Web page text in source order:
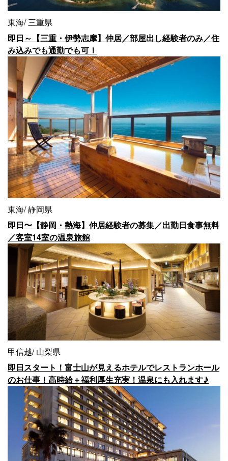
東海 三重県
即日～【三重・伊勢志摩】仲居／部屋出し経験者のみ／住
み込みでも通勤でも可！
東海 静岡県
即日〜【静岡・熱海】仲居経験者の募集／出勤日食事無料
／客室14室の温泉旅館
甲信越 山梨県
即日スタート！富士山が見えるホテルでレストランホール
のお仕事！高時給＋福利厚生充実！温泉にも入れます♪